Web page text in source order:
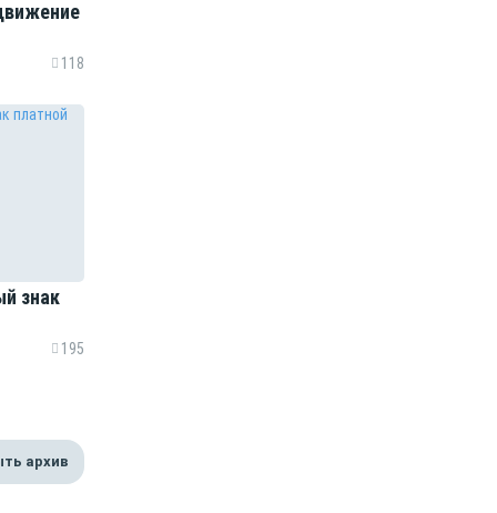
118
знак
195
архив